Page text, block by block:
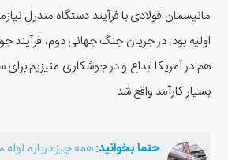
مانیسمان فولادی با فرآیند دستگاه مندرل
اولیه بود. در جریان جنگ جهانی دوم، فرآیند
هم در آمریکا ابداع و در جوشکاری منیزیم
بسیار کارآمد واقع شد.
حتما بخوانید:همه چیز درباره